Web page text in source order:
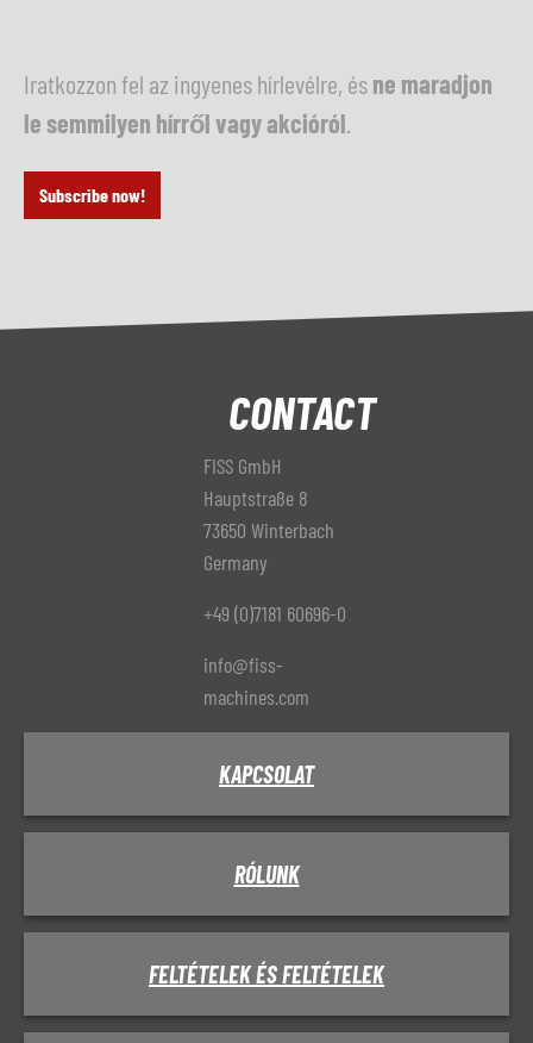
Iratkozzon fel az ingyenes hírlevélre, ésne maradjon
le semmilyen hírről vagy akcióról
Subscribe now!
CONTACT
FISS GmbH
Hauptstraße 8
73650 Winterbach
Germany
+49 (0)7181 60696-0
info@fiss-
machines.com
KAPCSOLAT
RÓLUNK
FELTÉTELEK ÉS FELTÉTELEK